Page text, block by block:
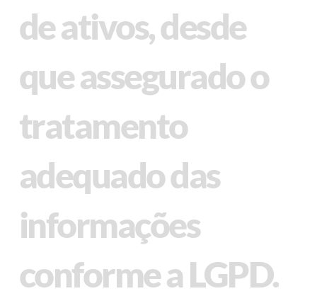
de ativos, desde
que assegurado o
tratamento
adequado das
informações
conforme a LGPD.